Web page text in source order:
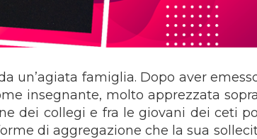
un’agiata famiglia. Dopo aver
insegnante, molto apprezzata
dei collegi e fra le giovani dei ceti
di aggregazione che la sua